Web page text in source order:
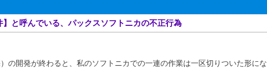
と呼んでいる、パックスソフトニカの不正行為
の開発が終わると、私のソフトニカでの一連の作業は一区切りついた形にな